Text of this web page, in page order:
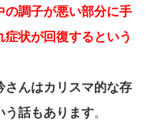
の調子が悪い部分に手
状が回復するという
さんはカリスマ的な存
う話もあります。